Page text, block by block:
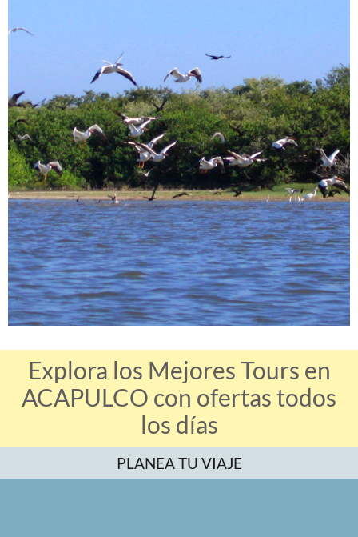
Explora los Mejores Tours en
ACAPULCO con ofertas todos
los días
PLANEA TU VIAJE